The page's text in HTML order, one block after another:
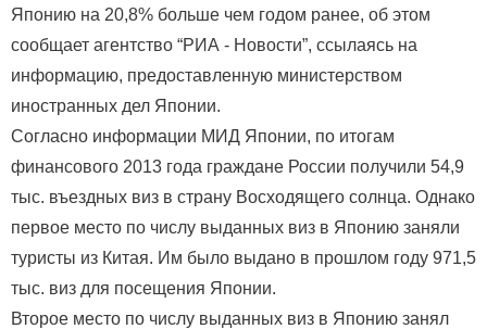
Японию на 20,8% больше чем годом ранее, об этом
сообщает агентство “РИА - Новости”, ссылаясь на
информацию, предоставленную министерством
иностранных дел Японии.
Согласно информации МИД Японии, по итогам
финансового 2013 года граждане России получили 54,9
тыс. въездных виз в страну Восходящего солнца. Однако
первое место по числу выданных виз в Японию заняли
туристы из Китая. Им было выдано в прошлом году 971,5
тыс. виз для посещения Японии.
Второе место по числу выданных виз в Японию занял